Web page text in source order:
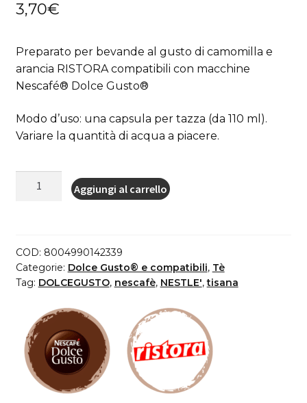
3,70€
Preparato per bevande al gusto di camomilla e
arancia RISTORA compatibili con macchine
Nescafé® Dolce Gusto®
Modo d’uso: una capsula per tazza (da 110 ml).
Variare la quantità di acqua a piacere.
Dolce
Gusto
Ristora
solubile
miele
arancia
quantità
Aggiungi al carrello
COD: 8004990142339
Categorie: Dolce Gusto® e compatibili, Tè
Tag: DOLCEGUSTO, nescafè, NESTLE',tisana